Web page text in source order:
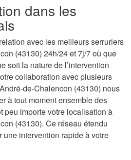
dans les
avec les meilleurs serruriers
(43130) 24h/24 et 7j/7 où que
soit la nature de l’intervention
collaboration avec plusieurs
de-Chalencon (43130) nous
à tout moment ensemble des
peu importe votre localisation à
(43130). Ce réseau étendu
une intervention rapide à votre